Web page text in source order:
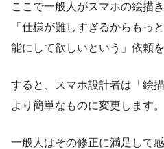
ここで一般人がスマホの絵描
「仕様が難しすぎるからもっ
能にして欲しいという」依頼
すると、スマホ設計者は「絵
より簡単なものに変更します。
一般人はその修正に満足して